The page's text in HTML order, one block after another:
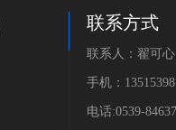
联系方式
联系人：翟可心
手机：
电话:0539-